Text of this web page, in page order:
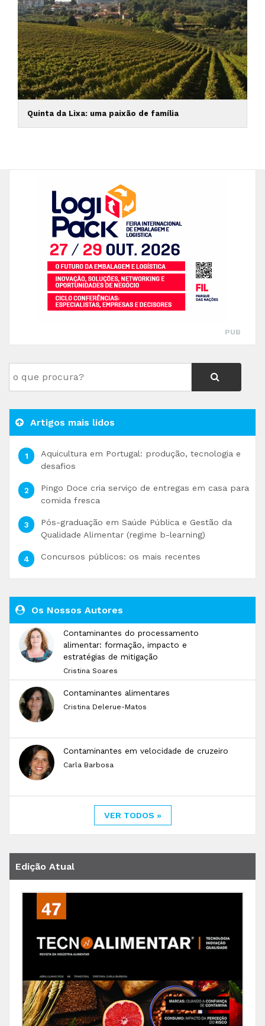
Quinta da Lixa: uma paixão de família
PUB
Artigos mais lidos
Aquicultura em Portugal: produção, tecnologia e
desafios
Pingo Doce cria serviço de entregas em casa para
comida fresca
Pós-graduação em Saúde Pública e Gestão da
Qualidade Alimentar (regime b-learning)
Concursos públicos: os mais recentes
Os Nossos Autores
Contaminantes do processamento
alimentar: formação, impacto e
estratégias de mitigação
Cristina Soares
Contaminantes alimentares
Cristina Delerue-Matos
Contaminantes em velocidade de cruzeiro
Carla Barbosa
VER TODOS »
Edição Atual